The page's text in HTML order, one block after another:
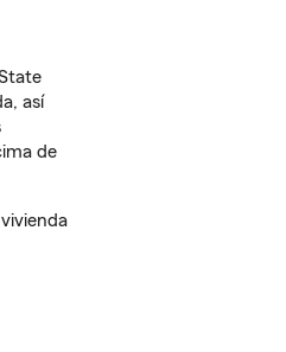
así
de